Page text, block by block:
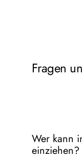
Fragen
Wer kann
einziehen?